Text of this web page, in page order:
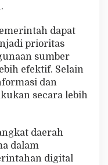
dapat
prioritas
sumber
efektif. Selain
dan
secara lebih
daerah
dalam
digital